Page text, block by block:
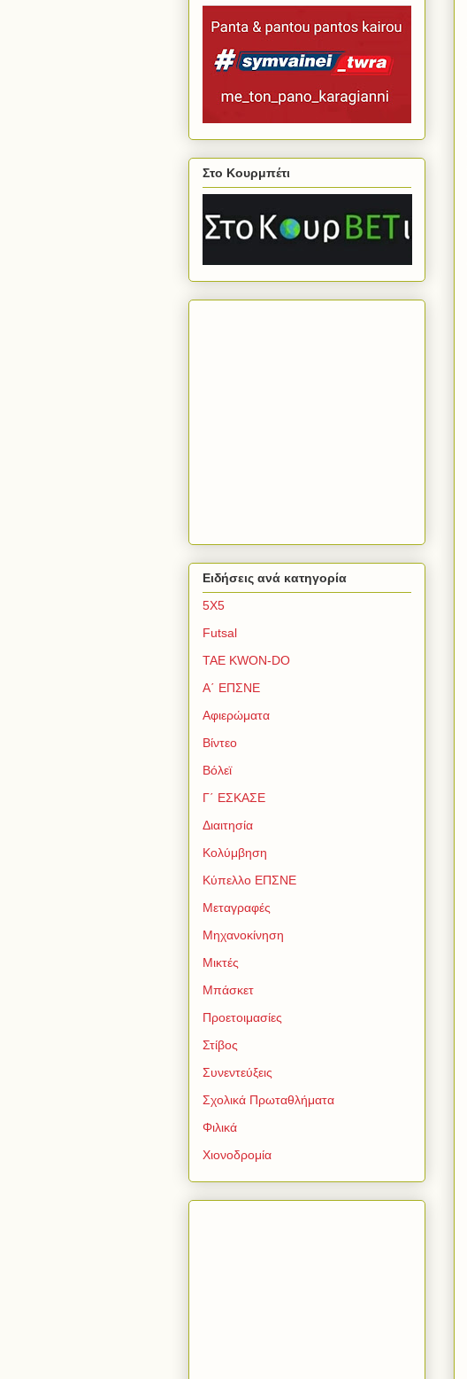
Στο Κουρμπέτι
Ειδήσεις ανά κατηγορία
5Χ5
Futsal
TAE KWON-DO
Α΄ ΕΠΣΝΕ
Αφιερώματα
Βίντεο
Βόλεϊ
Γ΄ ΕΣΚΑΣΕ
Διαιτησία
Κολύμβηση
Κύπελλο ΕΠΣΝΕ
Μεταγραφές
Μηχανοκίνηση
Μικτές
Μπάσκετ
Προετοιμασίες
Στίβος
Συνεντεύξεις
Σχολικά Πρωταθλήματα
Φιλικά
Χιονοδρομία